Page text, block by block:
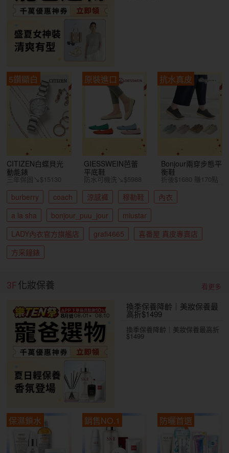
5鑽顯白
CITIZEN白蝶貝光
動能錶
三年保固↘$15130
原裝進口
GIESSWEIN芭蕾
平底鞋
防水可機洗↘$5988
抗水真皮
Bonjour兩穿步態平
衡鞋
折後$1680 賺170點
burberry coach 涼感褲 穆勒鞋
內衣
a la sha
bonjour_puu_jour
miustar
LADY內衣官方旗艦店
grafi4665
喜番屋 真皮專賣店
方采鐘錶
3F化妝保養 看更多
換季保養降齡｜美妝保養最
高折$1499
換季保養降齡｜美妝保養最高折
$1499
保濕鎖水 銷售NO.1 防曬首選